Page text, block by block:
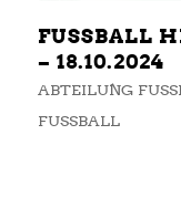
FUSSBALL
18.10.2024
ABTEILUNG
FUSSBALL